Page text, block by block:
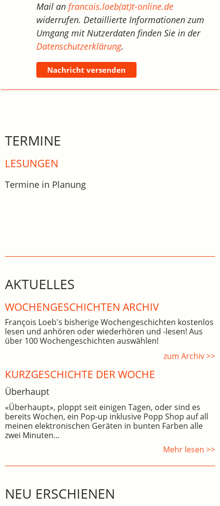
Mail anfrancois.loeb(at)t-online.de
widerrufen. Detaillierte Informationen zum
Umgang mit Nutzerdaten finden Sie in der
Datenschutzerklärung.
Nachricht versenden
TERMINE
LESUNGEN
Termine in Planung
AKTUELLES
WOCHEN­GE­SCHICHTEN ARCHIV
François Loeb's bisherige Wochengeschichten kostenlos
lesen und anhören oder wiederhören und -lesen! Aus
über 100 Wochengeschichten auswählen!
zum Archiv >>
KURZGESCHICHTE DER WOCHE
Überhaupt
«Überhaupt», ploppt seit einigen Tagen, oder sind es
bereits Wochen, ein Pop-up inklusive Popp Shop auf all
meinen elektronischen Geräten in bunten Farben alle
zwei Minuten...
Mehr lesen >>
NEU ERSCHIENEN